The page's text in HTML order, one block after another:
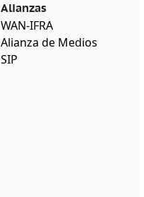
Alianzas
WAN-IFRA
Alianza de Medios
SIP